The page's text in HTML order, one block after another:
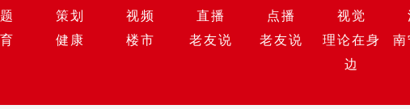
策划 视频 直播 点播 视觉
健康 楼市 老友说 老友说
理论在身
边
南